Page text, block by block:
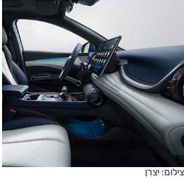
צילום: יצרן